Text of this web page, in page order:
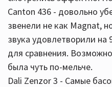
Canton 436 - довольно
звенели не как Magnat,
звука удовлетворили
для сравнения.
была чуть по-мельче.
Dali Zenzor 3 - Самые